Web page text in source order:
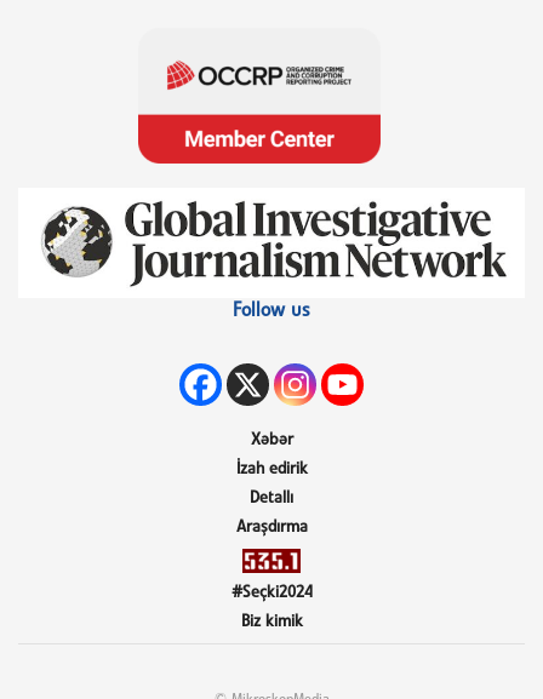
Follow us
Xəbər
İzah edirik
Detallı
Araşdırma
#Seçki2024
Biz kimik